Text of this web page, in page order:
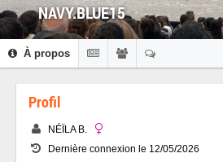
NAVY.BLUE15
À propos
Profil
NÉÏLA B.
Dernière connexion le 12/05/2026